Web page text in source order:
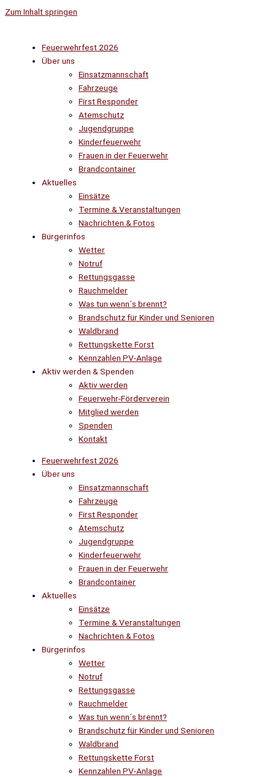
Zum Inhalt springen
Feuerwehrfest 2026
Über uns
Einsatzmannschaft
Fahrzeuge
First Responder
Atemschutz
Jugendgruppe
Kinderfeuerwehr
Frauen in der Feuerwehr
Brandcontainer
Aktuelles
Einsätze
Termine & Veranstaltungen
Nachrichten & Fotos
Bürgerinfos
Wetter
Notruf
Rettungsgasse
Rauchmelder
Was tun wenn´s brennt?
Brandschutz für Kinder und Senioren
Waldbrand
Rettungskette Forst
Kennzahlen PV-Anlage
Aktiv werden & Spenden
Aktiv werden
Feuerwehr-Förderverein
Mitglied werden
Spenden
Kontakt
Feuerwehrfest 2026
Über uns
Einsatzmannschaft
Fahrzeuge
First Responder
Atemschutz
Jugendgruppe
Kinderfeuerwehr
Frauen in der Feuerwehr
Brandcontainer
Aktuelles
Einsätze
Termine & Veranstaltungen
Nachrichten & Fotos
Bürgerinfos
Wetter
Notruf
Rettungsgasse
Rauchmelder
Was tun wenn´s brennt?
Brandschutz für Kinder und Senioren
Waldbrand
Rettungskette Forst
Kennzahlen PV-Anlage